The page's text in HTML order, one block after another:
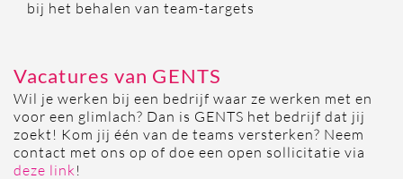
bij het behalen van team-targets
Vacatures van GENTS
Wil je werken bij een bedrijf waar ze werken met en
voor een glimlach? Dan is GENTS het bedrijf dat jij
zoekt! Kom jij één van de teams versterken? Neem
contact met ons op of doe een open sollicitatie via
deze link !